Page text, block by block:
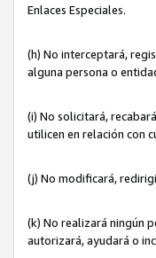
Enlaces Especiales.
(h) No interceptará,
alguna persona o
(i) No solicitará,
utilicen en relación con
(j) No modificará,
(k) No realizará ningún
autorizará, ayudará o